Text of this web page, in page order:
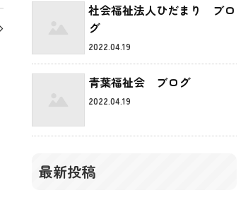
社会福祉法人ひだまり ブロ
グ
2022.04.19
青葉福祉会 ブログ
2022.04.19
最新投稿